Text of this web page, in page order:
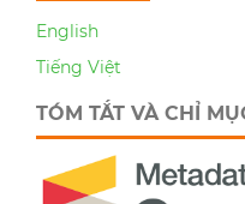
English
Tiếng Việt
TÓM TẮT VÀ CHỈ